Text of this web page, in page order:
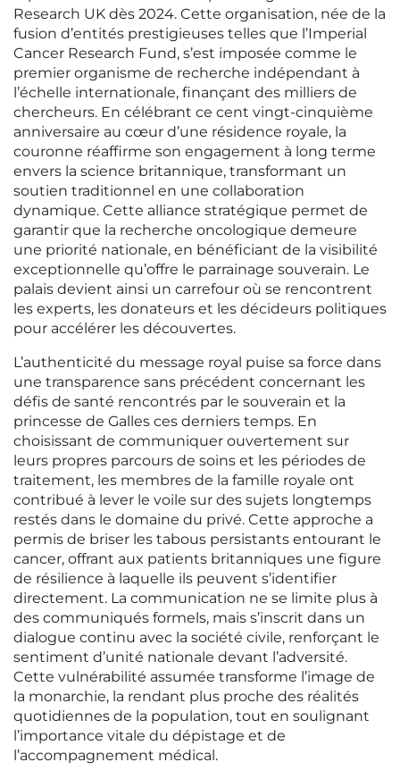
Research UK dès 2024. Cette organisation, née de la
fusion d’entités prestigieuses telles que l’Imperial
Cancer Research Fund, s’est imposée comme le
premier organisme de recherche indépendant à
l’échelle internationale, finançant des milliers de
chercheurs. En célébrant ce cent vingt-cinquième
anniversaire au cœur d’une résidence royale, la
couronne réaffirme son engagement à long terme
envers la science britannique, transformant un
soutien traditionnel en une collaboration
dynamique. Cette alliance stratégique permet de
garantir que la recherche oncologique demeure
une priorité nationale, en bénéficiant de la visibilité
exceptionnelle qu’offre le parrainage souverain. Le
palais devient ainsi un carrefour où se rencontrent
les experts, les donateurs et les décideurs politiques
pour accélérer les découvertes.
L’authenticité du message royal puise sa force dans
une transparence sans précédent concernant les
défis de santé rencontrés par le souverain et la
princesse de Galles ces derniers temps. En
choisissant de communiquer ouvertement sur
leurs propres parcours de soins et les périodes de
traitement, les membres de la famille royale ont
contribué à lever le voile sur des sujets longtemps
restés dans le domaine du privé. Cette approche a
permis de briser les tabous persistants entourant le
cancer, offrant aux patients britanniques une figure
de résilience à laquelle ils peuvent s’identifier
directement. La communication ne se limite plus à
des communiqués formels, mais s’inscrit dans un
dialogue continu avec la société civile, renforçant le
sentiment d’unité nationale devant l’adversité.
Cette vulnérabilité assumée transforme l’image de
la monarchie, la rendant plus proche des réalités
quotidiennes de la population, tout en soulignant
l’importance vitale du dépistage et de
l’accompagnement médical.